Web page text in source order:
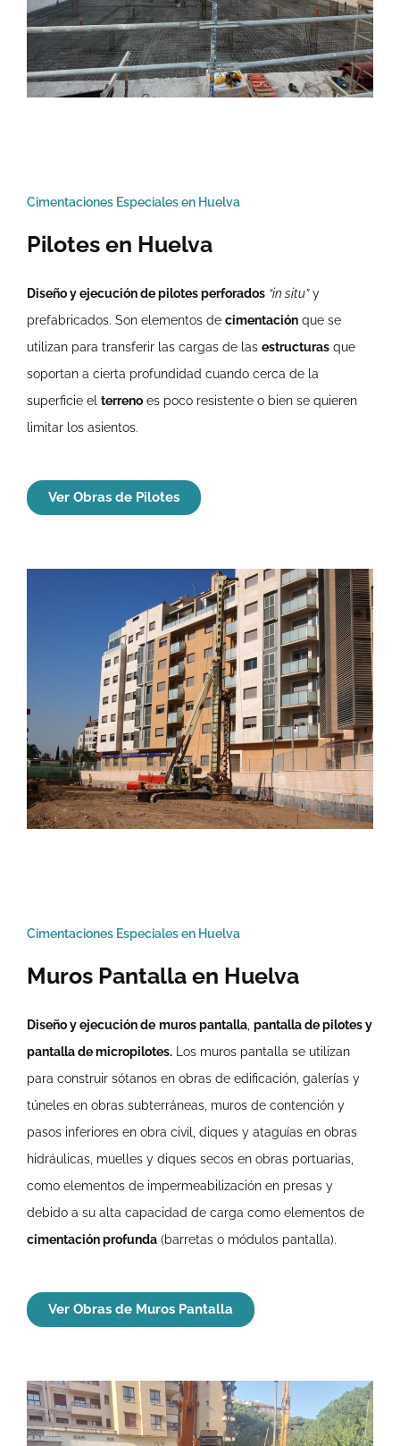
Cimentaciones Especiales en Huelva
Pilotes en Huelva
Diseño y ejecución de pilotes perforados “in situ”y
prefabricados. Son elementos de cimentación que se
utilizan para transferir las cargas de las estructuras que
soportan a cierta profundidad cuando cerca de la
superficie el terreno es poco resistente o bien se quieren
limitar los asientos.
Ver Obras de Pilotes
Cimentaciones Especiales en Huelva
Muros Pantalla en Huelva
Diseño y ejecución de muros pantalla pantalla de pilotes y
pantalla de micropilotes. Los muros pantalla se utilizan
para construir sótanos en obras de edificación, galerías y
túneles en obras subterráneas, muros de contención y
pasos inferiores en obra civil, diques y ataguías en obras
hidráulicas, muelles y diques secos en obras portuarias,
como elementos de impermeabilización en presas y
debido a su alta capacidad de carga como elementos de
cimentación profunda (barretas o módulos pantalla).
Ver Obras de Muros Pantalla